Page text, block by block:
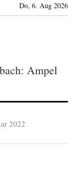
Do, 6. Aug 2026
Ampel
2022